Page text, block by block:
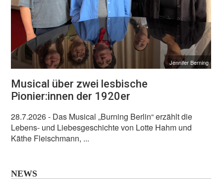
Jennifer Berning
Musical über zwei lesbische
Pionier:innen der 1920er
28.7.2026- Das Musical „Burning Berlin“ erzählt die
Lebens- und Liebesgeschichte von Lotte Hahm und
Käthe Fleischmann, ...
NEWS